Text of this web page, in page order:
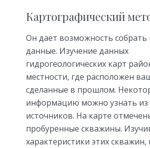
Картографический
Он дает возможность
данные. Изучение данных
гидрогеологических карт
местности, где расположен
сделанные в прошлом.
информацию можно узнать
источников. На карте
пробуренные скважины.
характеристики этих